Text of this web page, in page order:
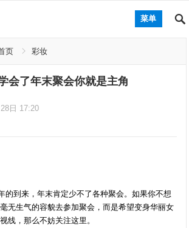
菜单
页 彩妆
会了年末聚会你就是主角
日 17:20
的到来，年末肯定少不了各种聚会。如果你不想
无生气的容貌去参加聚会，而是希望变身华丽女
线，那么不妨关注这里。